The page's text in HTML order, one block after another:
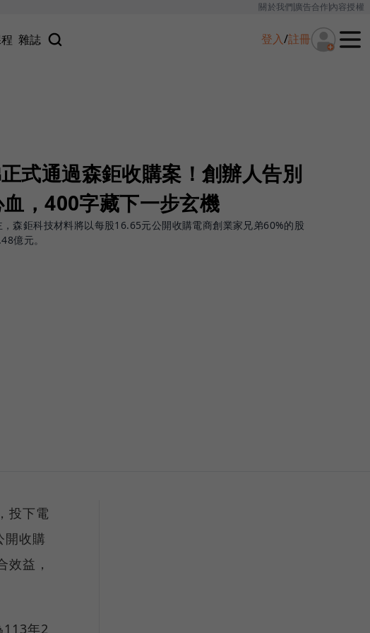
關於我們廣告合作內容授權
雜誌 登入/註冊
式通過森鉅收購案！創辦人告別
，400字藏下一步玄機
森鉅科技材料將以每股16.65元公開收購電商創業家兄弟60%的股
億元。
投下電
開收購
益，
113年2